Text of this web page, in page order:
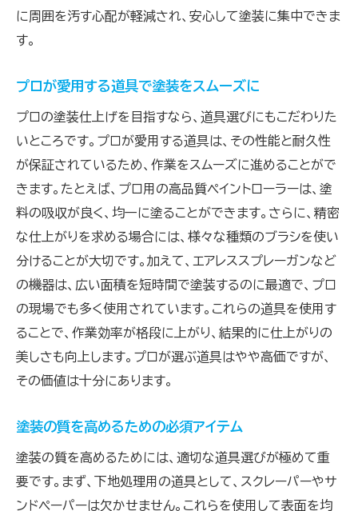
に周囲を汚す心配が軽減され、安心して塗装に集中できま
す。
プロが愛用する道具で塗装をスムーズに
プロの塗装仕上げを目指すなら、道具選びにもこだわりた
いところです。プロが愛用する道具は、その性能と耐久性
が保証されているため、作業をスムーズに進めることがで
きます。たとえば、プロ用の高品質ペイントローラーは、塗
料の吸収が良く、均一に塗ることができます。さらに、精密
な仕上がりを求める場合には、様々な種類のブラシを使い
分けることが大切です。加えて、エアレススプレーガンなど
の機器は、広い面積を短時間で塗装するのに最適で、プロ
の現場でも多く使用されています。これらの道具を使用す
ることで、作業効率が格段に上がり、結果的に仕上がりの
美しさも向上します。プロが選ぶ道具はやや高価ですが、
その価値は十分にあります。
塗装の質を高めるための必須アイテム
塗装の質を高めるためには、適切な道具選びが極めて重
要です。まず、下地処理用の道具として、スクレーパーやサ
ンドペーパーは欠かせません。これらを使用して表面を均